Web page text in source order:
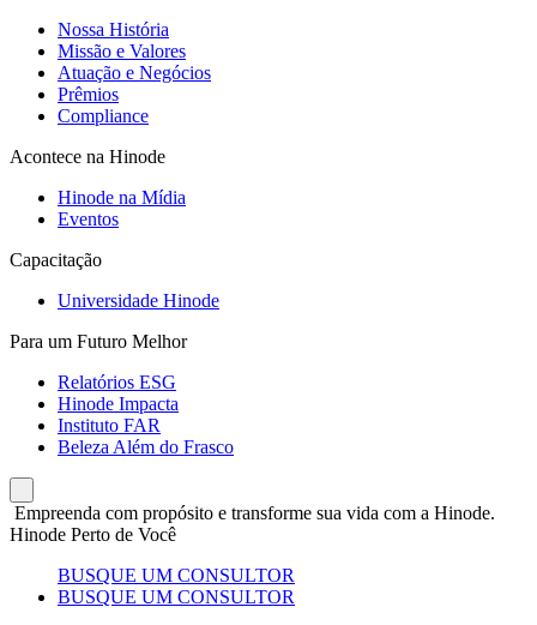
Nossa História
Missão e Valores
Atuação e Negócios
Prêmios
Compliance
Acontece na Hinode
Hinode na Mídia
Eventos
Capacitação
Universidade Hinode
Para um Futuro Melhor
Relatórios ESG
Hinode Impacta
Instituto FAR
Beleza Além do Frasco
Empreenda com propósito e transforme sua vida com a Hinode.
Hinode Perto de Você
BUSQUE UM CONSULTOR
BUSQUE UM CONSULTOR